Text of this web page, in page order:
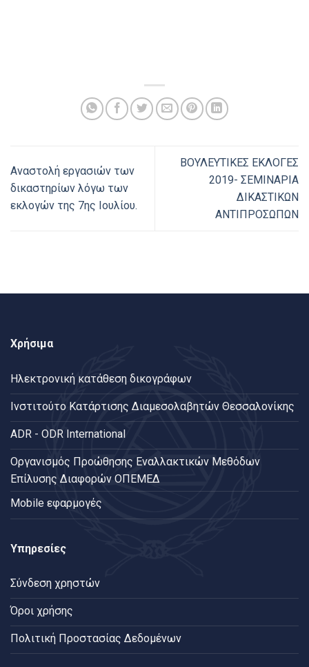
Αναστολή εργασιών των
δικαστηρίων λόγω των
εκλογών της 7ης Ιουλίου.
ΒΟΥΛΕΥΤΙΚΕΣ ΕΚΛΟΓΕΣ
2019- ΣΕΜΙΝΑΡΙΑ
ΔΙΚΑΣΤΙΚΩΝ
ΑΝΤΙΠΡΟΣΩΠΩΝ
Χρήσιμα
Ηλεκτρονική κατάθεση δικογράφων
Ινστιτούτο Κατάρτισης Διαμεσολαβητών Θεσσαλονίκης
ADR - ODR International
Oργανισμός Προώθησης Εναλλακτικών Μεθόδων
Επίλυσης Διαφορών ΟΠΕΜΕΔ
Mobile εφαρμογές
Υπηρεσίες
Σύνδεση χρηστών
Όροι χρήσης
Πολιτική Προστασίας Δεδομένων